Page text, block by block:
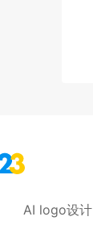
AI logo设计